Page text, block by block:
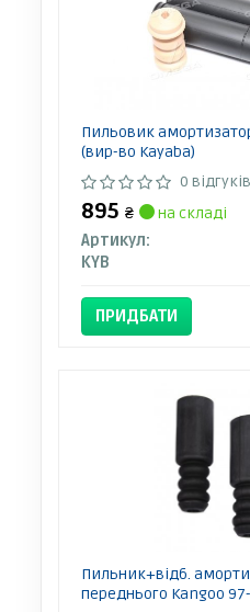
Пильовик
(вир-во Kayaba)
0 відгуків
895 ₴
на складі
Артикул:
KYB
ПРИДБАТИ
Пильник+відб.
переднього Kangoo